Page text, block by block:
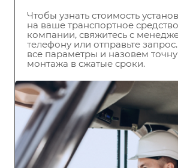
Чтобы узнать стоимость
на ваше транспортное
компании, свяжитесь с
телефону или отправьте
все параметры и назовем
монтажа в сжатые сроки.